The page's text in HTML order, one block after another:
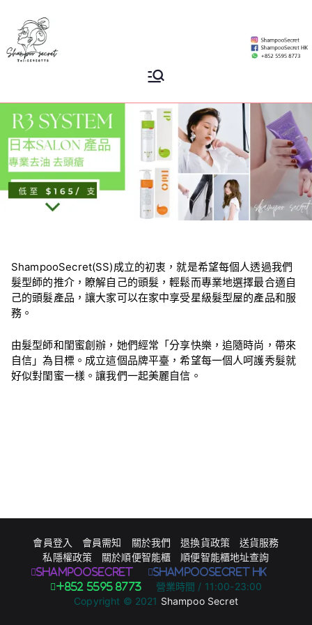
content
Secret
香港專業洗頭水專門店
ShampooSecret(SS)成立的初衷，就是希望每個人透過我們
髮型師的推介，瞭解自己的頭髮，輕鬆而專業地選擇最合適自
己的頭髮產品，讓大家可以在家中享受星級髮型屋的產品和服
務。
由髮型師和閨蜜創辦，她們經常「分享快樂，追隨時尚，帶來
自信」為目標。成立這個品牌平臺，希望每一個人呵護秀髮就
好似對閨蜜一樣。讓我們一起美麗自信。
會員登入 會員需知 關於我們 退換貨政策
送貨服務
私隱權政策
關於順便智能櫃 順便智能櫃地址查詢
Shampoosecret
ShampooSecret HK
+852 5595 8773營業時間 / 11:00-23:00
Copyright © 2021 Shampoo Secret